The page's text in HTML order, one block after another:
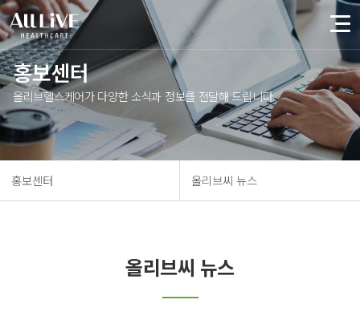
홍보센터
올리브헬스케어가 다양한 소식과 정보를 전달해 드립니다.
홍보센터 올리브씨 뉴스
올리브씨 뉴스